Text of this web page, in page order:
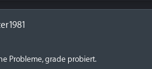
Probleme, grade probiert.